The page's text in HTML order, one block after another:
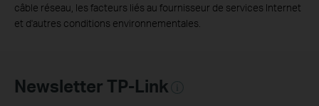
câble réseau, les facteurs liés au fournisseur de services Internet
et d'autres conditions environnementales.
Newsletter TP-Link